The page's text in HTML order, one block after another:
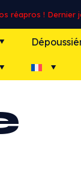
réapros ! Dernier